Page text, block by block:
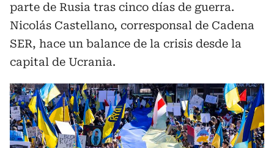
parte de Rusia tras cinco días de guerra.
Nicolás Castellano, corresponsal de Cadena
SER, hace un balance de la crisis desde la
capital de Ucrania.